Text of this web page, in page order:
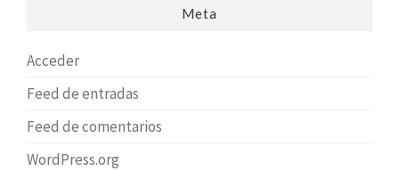
Meta
Acceder
Feed de entradas
Feed de comentarios
WordPress.org